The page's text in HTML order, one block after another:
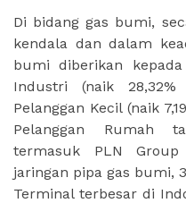
Di bidang gas bumi,
kendala dan dalam
bumi diberikan kepada
Industri (naik
Pelanggan Kecil (naik
Pelanggan Rumah
termasuk PLN
jaringan pipa gas bumi,
Terminal terbesar di